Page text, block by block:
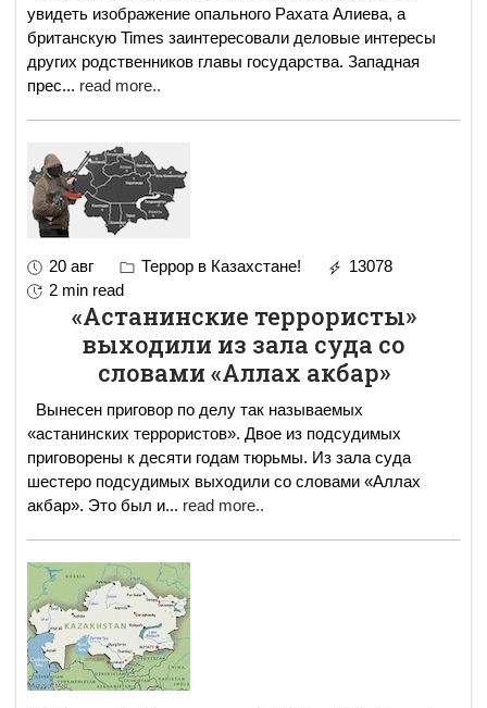
увидеть изображение опального Рахата Алиева, а
британскую Times заинтересовали деловые интересы
других родственников главы государства. Западная
прес... read more..
20 авг Террор в Казахстане!
13078
2 min read
«Астанинские террористы»
выходили из зала суда со
словами «Аллах акбар»
Вынесен приговор по делу так называемых
«астанинских террористов». Двое из подсудимых
приговорены к десяти годам тюрьмы. Из зала суда
шестеро подсудимых выходили со словами «Аллах
акбар». Это был и... read more..